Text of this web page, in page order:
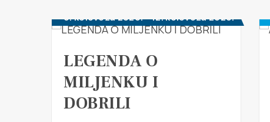
6. kolovoza 2026. - 12. kolovoza 2026.
LEGENDA O
MILJENKU I
DOBRILI